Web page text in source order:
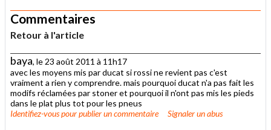
Commentaires
Retour à l'article
baya, le 23 août 2011 à 11h17
avec les moyens mis par ducat si rossi ne revient pas c'est
vraiment a rien y comprendre. mais pourquoi ducat n'a pas fait les
modifs réclamées par stoner et pourquoi il n'ont pas mis les pieds
dans le plat plus tot pour les pneus
Identifiez-vouspour publier un commentaire Signaler un abus